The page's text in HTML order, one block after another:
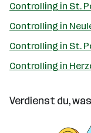
Controlling in St.
Controlling in
Controlling in St.
Controlling in
Verdienst du,